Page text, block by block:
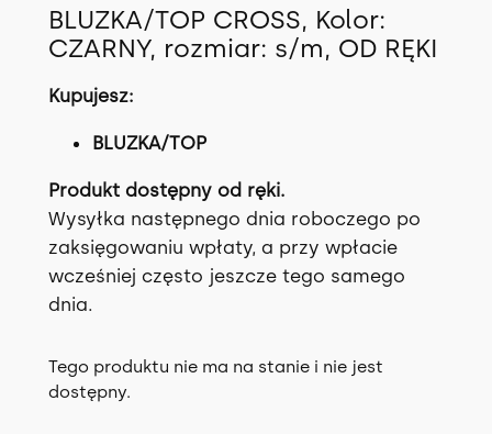
BLUZKA/TOP CROSS, Kolor:
CZARNY, rozmiar: s/m, OD RĘKI
Kupujesz:
BLUZKA/TOP
Produkt dostępny od ręki.
Wysyłka następnego dnia roboczego po
zaksięgowaniu wpłaty, a przy wpłacie
wcześniej często jeszcze tego samego
dnia.
Tego produktu nie ma na stanie i nie jest
dostępny.